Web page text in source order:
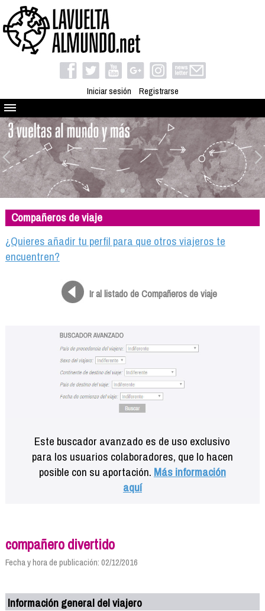
Iniciar sesión Registrarse
Quienes somos
El proyecto
Blog
Viaja con nosotros
Camino solidario
Libros
Compañeros de viaje
Compañeros de viaje
¿Quieres añadir tu perfil para que otros viajeros te
encuentren?
Ir al listado de Compañeros de viaje
Este buscador avanzado es de uso exclusivo
para los usuarios colaboradores, que lo hacen
posible con su aportación. Más información
aquí
compañero divertido
Fecha y hora de publicación: 02/12/2016
Información general del viajero